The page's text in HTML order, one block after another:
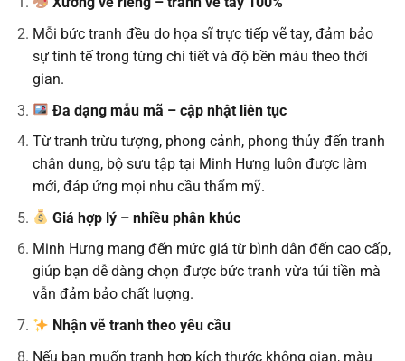
Mỗi bức tranh đều do họa sĩ trực tiếp vẽ tay, đảm bảo
sự tinh tế trong từng chi tiết và độ bền màu theo thời
gian.
Đa dạng mẫu mã – cập nhật liên tục
Từ tranh trừu tượng, phong cảnh, phong thủy đến tranh
chân dung, bộ sưu tập tại Minh Hưng luôn được làm
mới, đáp ứng mọi nhu cầu thẩm mỹ.
Giá hợp lý – nhiều phân khúc
Minh Hưng mang đến mức giá từ bình dân đến cao cấp,
giúp bạn dễ dàng chọn được bức tranh vừa túi tiền mà
vẫn đảm bảo chất lượng.
Nhận vẽ tranh theo yêu cầu
Nếu bạn muốn tranh hợp kích thước không gian, màu